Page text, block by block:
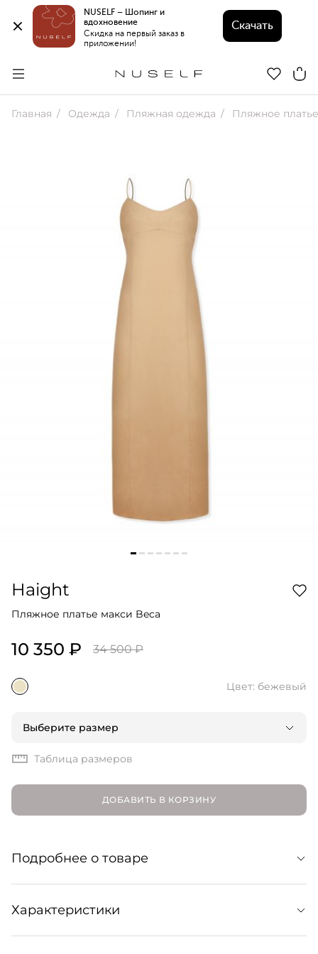
NUSELF – Шопинг и
вдохновение
Скидка на первый заказ в
приложении!
Скачать
Главная Одежда Пляжная одежда Пляжное
Haight
Пляжное платье макси Beca
10 350 ₽ 34 500 ₽
Цвет: бежевый
Выберите размер
Таблица размеров
ДОБАВИТЬ В КОРЗИНУ
Подробнее о товаре
Легкое платье макси из струящейся вискозы.
Подчеркнутый фигурный лиф и симметричные
боковые разрезы элегантно обрамляют силуэт и
Характеристики